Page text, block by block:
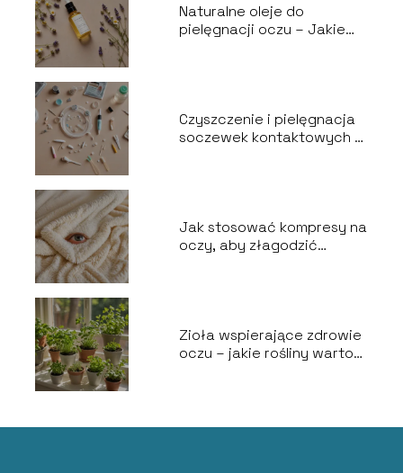
Naturalne oleje do
pielęgnacji oczu – Jakie
Czyszczenie i pielęgnacja
soczewek kontaktowych –
Jak stosować kompresy na
oczy, aby złagodzić
Zioła wspierające zdrowie
oczu – jakie rośliny warto